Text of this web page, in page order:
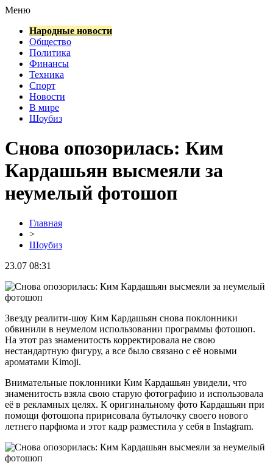
Меню
Народные новости
Общество
Политика
Финансы
Техника
Спорт
Новости
В мире
Шоубиз
Снова опозорилась: Ким
Кардашьян высмеяли за
неумелый фотошоп
Главная
>
Шоубиз
23.07 08:31
Звезду реалити-шоу Ким Кардашьян снова поклонники
обвинили в неумелом использовании программы фотошоп.
На этот раз знаменитость корректировала не свою
нестандартную фигуру, а все было связано с её новыми
ароматами Kimoji.
Внимательные поклонники Ким Кардашьян увидели, что
знаменитость взяла свою старую фотографию и использовала
её в рекламных целях. К оригинальному фото Кардашьян при
помощи фотошопа пририсовала бутылочку своего нового
летнего парфюма и этот кадр разместила у себя в Instagram.